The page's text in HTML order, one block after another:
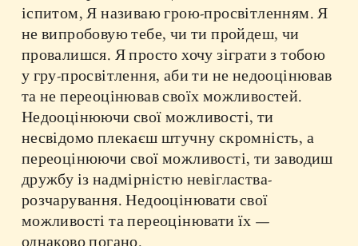
іспитом, Я називаю грою-просвітленням. Я
не випробовую тебе, чи ти пройдеш, чи
провалишся. Я просто хочу зіграти з тобою
у гру-просвітлення, аби ти не недооцінював
та не переоцінював своїх можливостей.
Недооцінюючи свої можливості, ти
несвідомо плекаєш штучну скромність, а
переоцінюючи свої можливості, ти заводиш
дружбу із надмірністю невігластва-
розчарування. Недооцінювати свої
можливості та переоцінювати їх —
однаково погано.